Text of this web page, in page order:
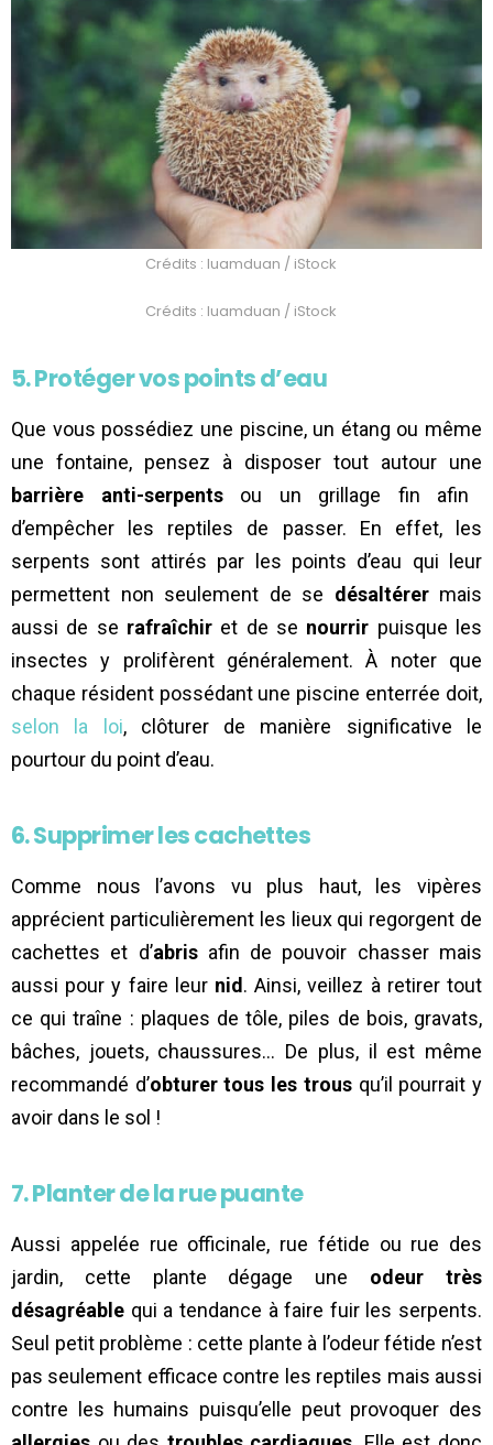
Crédits : luamduan / iStock
Crédits : luamduan / iStock
5. Protéger vos points d’eau
Que vous possédiez une piscine, un étang ou même
une fontaine, pensez à disposer tout autour une
barrière anti-serpentsou un grillage fin afin
d’empêcher les reptiles de passer. En effet, les
serpents sont attirés par les points d’eau qui leur
permettent non seulement de se désaltérermais
aussi de se rafraîchir et de se nourrir puisque les
insectes y prolifèrent généralement. À noter que
chaque résident possédant une piscine enterrée doit,
selon la loi, clôturer de manière significative le
pourtour du point d’eau.
6. Supprimer les cachettes
Comme nous l’avons vu plus haut, les vipères
apprécient particulièrement les lieux qui regorgent de
cachettes et d’abrisafin de pouvoir chasser mais
aussi pour y faire leur nid. Ainsi, veillez à retirer tout
ce qui traîne : plaques de tôle, piles de bois, gravats,
bâches, jouets, chaussures… De plus, il est même
recommandé d’obturer tous les trousqu’il pourrait y
avoir dans le sol !
7. Planter de la rue puante
Aussi appelée rue officinale, rue fétide ou rue des
jardin, cette plante dégage une odeur très
désagréable qui a tendance à faire fuir les serpents.
Seul petit problème : cette plante à l’odeur fétide n’est
pas seulement efficace contre les reptiles mais aussi
contre les humains puisqu’elle peut provoquer des